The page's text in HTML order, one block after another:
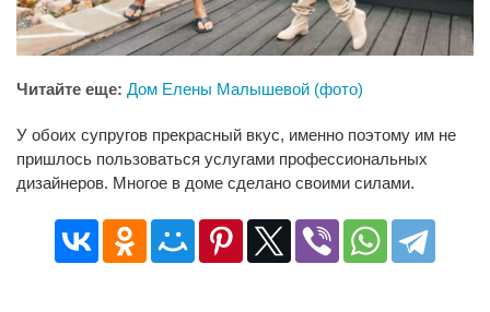
Читайте еще: Дом Елены Малышевой (фото)
У обоих супругов прекрасный вкус, именно поэтому им не
пришлось пользоваться услугами профессиональных
дизайнеров. Многое в доме сделано своими силами.